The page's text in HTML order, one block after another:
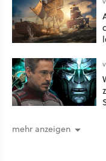
mehr anzeigen